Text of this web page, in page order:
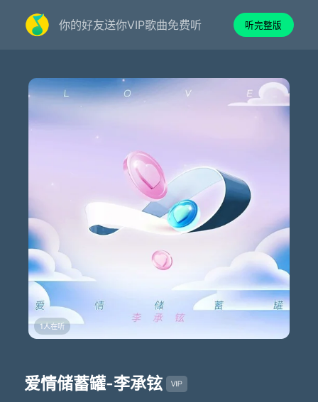
你的好友送你VIP歌曲免费听 听完整版
1人在听
爱情储蓄罐-李承铉